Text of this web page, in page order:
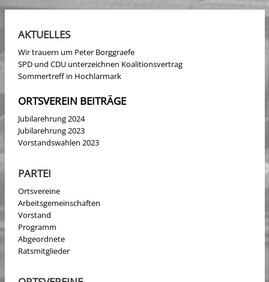
AKTUELLES
Wir trauern um Peter Borggraefe
SPD und CDU unterzeichnen Koalitionsvertrag
Sommertreff in Hochlarmark
ORTSVEREIN BEITRÄGE
Jubilarehrung 2024
Jubilarehrung 2023
Vorstandswahlen 2023
PARTEI
Ortsvereine
Arbeitsgemeinschaften
Vorstand
Programm
Abgeordnete
Ratsmitglieder